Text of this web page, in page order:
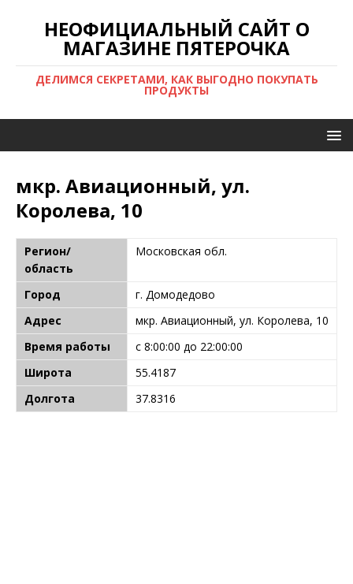
НЕОФИЦИАЛЬНЫЙ САЙТ О
МАГАЗИНЕ ПЯТЕРОЧКА
ДЕЛИМСЯ СЕКРЕТАМИ, КАК ВЫГОДНО ПОКУПАТЬ
ПРОДУКТЫ
мкр. Авиационный, ул.
Королева, 10
Регион/
область
Московская обл.
Город
г. Домодедово
Адрес
мкр. Авиационный, ул. Королева, 10
Время работы
с 8:00:00 до 22:00:00
Широта
55.4187
Долгота
37.8316